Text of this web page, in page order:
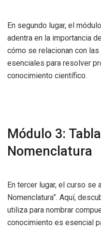
En segundo lugar, el
adentra en la importancia
cómo se relacionan con
esenciales para resolver
conocimiento científico.
Módulo 3:
Nomenclatura
En tercer lugar, el curso se
Nomenclatura”. Aquí,
utiliza para nombrar
conocimiento es esencial